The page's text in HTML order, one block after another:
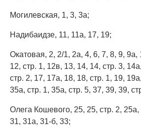
Могилевская, 1, 3, 3а;
Надибаидзе, 11, 11а, 17, 19;
Окатовая, 2, 2/1, 2а, 4, 6, 7, 8, 9, 9а,
12, стр. 1, 12в, 13, 14, 14, стр. 3,
стр. 2, 17, 17а, 18, 18, стр. 1, 19,
35а, стр. 1, 35а, стр. 5, 37, 39, 39,
Олега Кошевого, 25, 25, стр. 2,
31, 31а, 31-б, 33;